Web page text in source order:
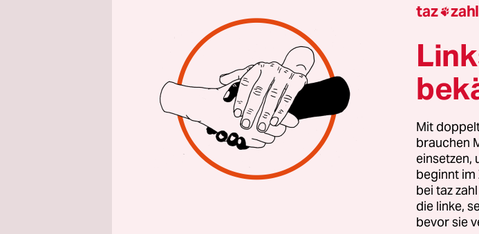
W dem Dach der Botschaft in
nicht, Verbündete
es verstößt gegen internationales
ausgehebelt, wenn es um Spionage
Briten.
Vorige Woche erst hat der Ex-NSA-
enthüllt, dass die britischen
Jahren in enger Zusammenarbeit
spanischen und schwedischen
taz 
Mit
brauchen
einsetzen,
beginnt im
bei taz
die linke,
bevor sie